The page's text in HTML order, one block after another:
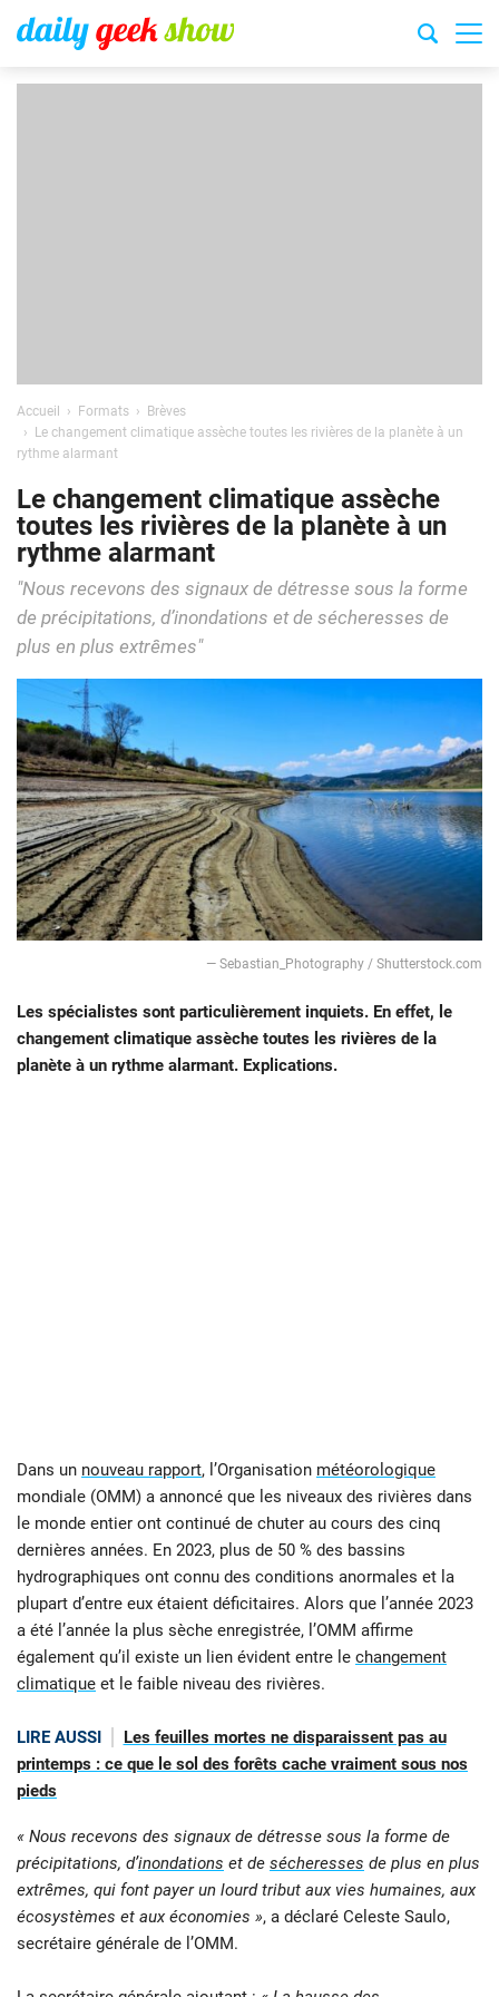
Accueil Formats
Brèves
Le changement climatique assèche toutes les rivières de la planète à un
rythme alarmant
Le changement climatique assèche
toutes les rivières de la planète à un
rythme alarmant
"Nous recevons des signaux de détresse sous la forme
de précipitations, d’inondations et de sécheresses de
plus en plus extrêmes"
— Sebastian_Photography / Shutterstock.com
Les spécialistes sont particulièrement inquiets. En effet, le
changement climatique assèche toutes les rivières de la
planète à un rythme alarmant. Explications.
Dans un nouveau rapport, l’Organisation météorologique
mondiale (OMM) a annoncé que les niveaux des rivières dans
le monde entier ont continué de chuter au cours des cinq
dernières années. En 2023, plus de 50 % des bassins
hydrographiques ont connu des conditions anormales et la
plupart d’entre eux étaient déficitaires. Alors que l’année 2023
a été l’année la plus sèche enregistrée, l’OMM affirme
également qu’il existe un lien évident entre le changement
climatique et le faible niveau des rivières.
LIRE AUSSI
Les feuilles mortes ne disparaissent pas au
printemps : ce que le sol des forêts cache vraiment sous nos
pieds
« Nous recevons des signaux de détresse sous la forme de
précipitations, d’inondations et de sécheresses de plus en plus
extrêmes, qui font payer un lourd tribut aux vies humaines, aux
écosystèmes et aux économies », a déclaré Celeste Saulo,
secrétaire générale de l’OMM.